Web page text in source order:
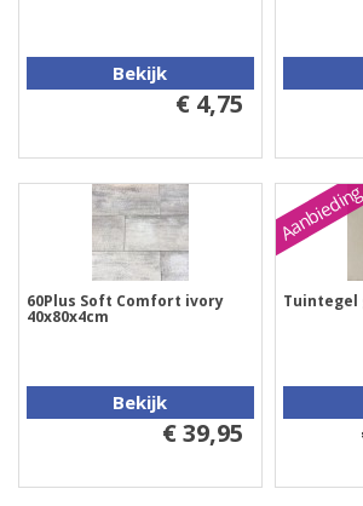
Bekijk
€ 4,75
60Plus Soft Comfort ivory
40x80x4cm
Bekijk
€ 39,95
Tuintegel